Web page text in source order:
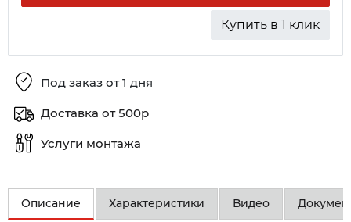
Купить в 1 клик
Под заказ от 1 дня
Доставка от 500р
Услуги монтажа
Описание Характеристики Видео